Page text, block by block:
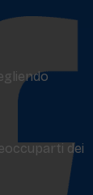
dei